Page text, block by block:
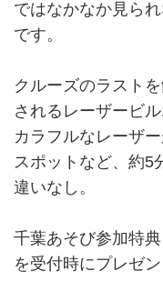
ではなかなか見ら
です。
クルーズのラスト
されるレーザービ
カラフルなレーザ
スポットなど、約5
違いなし。
千葉あそび参加特
を受付時にプレゼン